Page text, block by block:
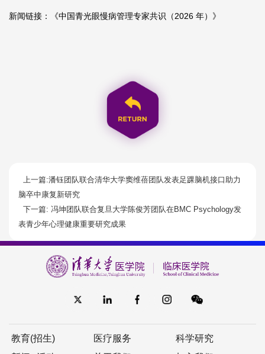
新闻链接： 《中国青光眼慢病管理专家共识（2026 年）》
上一篇:潘钰团队联合清华大学窦维蓓团队发表足踝脑机接口助力
脑卒中康复新研究
下一篇: 冯坤团队联合复旦大学陈俊芳团队在BMC Psychology发
表青少年心理健康重要研究成果
教育(招生) 医疗服务
科学研究